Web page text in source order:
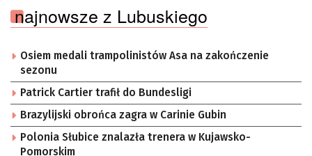
najnowsze z Lubuskiego
Osiem medali trampolinistów Asa na zakończenie
sezonu
Patrick Cartier trafił do Bundesligi
Brazylijski obrońca zagra w Carinie Gubin
Polonia Słubice znalazła trenera w Kujawsko-
Pomorskim